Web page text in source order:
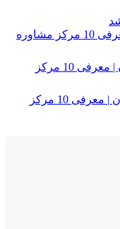
مشاوره تحصیلی اصفهان | معرفی 10 مرکز مشاوره
مشاوره تحصیلی اصفهان | معرفی 10 مرکز
مشاوره تحصیلی اصفهان | معرفی 10 مرکز